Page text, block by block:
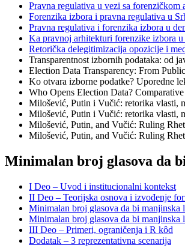
Pravna regulativa u vezi sa forenzičkom
Forenzika izbora i pravna regulativa u
Pravna regulativa i forenzika izbora u
Ka pravnoj arhitekturi forenzike izbora
Retorička delegitimizacija opozicije i
Transparentnost izbornih podataka: od
Election Data Transparency: From
Ko otvara izborne podatke? Uporedne
Who Opens Election Data?
Milošević, Putin i Vučić: retorika vlasti,
Milošević, Putin i Vučić: retorika vlasti,
Milošević, Putin, and Vučić: Ruling
Milošević, Putin, and Vučić: Ruling
Minimalan broj glasova da
I Deo – Uvod i institucionalni kontekst
II Deo – Teorijska osnova i izvođenje
Minimalan broj glasova da bi manjinska
Minimalan broj glasova da bi manjinska
III Deo – Primeri, ograničenja i R kôd
Dodatak – 3 reprezentativna scenarija